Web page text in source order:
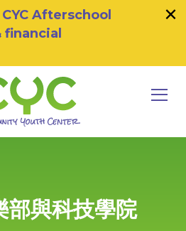
Afterschool
financial
×
部與科技學院